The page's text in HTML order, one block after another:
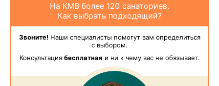
На КМВ более 120 санаториев.
Как выбрать подходящий?
Звоните!Наши специалисты помогут вам определиться
с выбором.
Консультация бесплатная и ни к чему вас не обязывает.